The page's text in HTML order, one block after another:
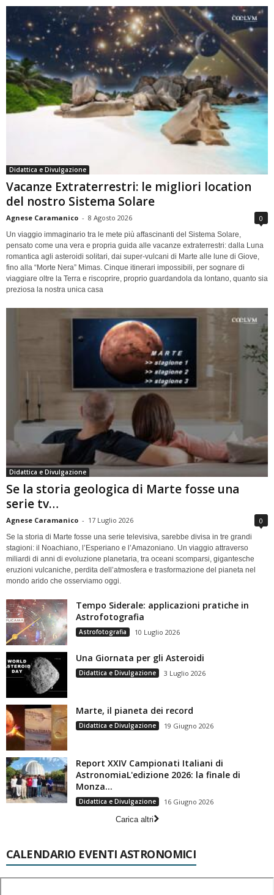
Didattica e Divulgazione
Vacanze Extraterrestri: le migliori location
del nostro Sistema Solare
Agnese Caramanico - 8 Agosto 2026 0
Un viaggio immaginario tra le mete più affascinanti del Sistema Solare,
pensato come una vera e propria guida alle vacanze extraterrestri: dalla Luna
romantica agli asteroidi solitari, dai super-vulcani di Marte alle lune di Giove,
fino alla “Morte Nera” Mimas. Cinque itinerari impossibili, per sognare di
viaggiare oltre la Terra e riscoprire, proprio guardandola da lontano, quanto sia
preziosa la nostra unica casa
Didattica e Divulgazione
Se la storia geologica di Marte fosse una
serie tv…
Agnese Caramanico - 17 Luglio 2026 0
Se la storia di Marte fosse una serie televisiva, sarebbe divisa in tre grandi
stagioni: il Noachiano, l’Esperiano e l’Amazoniano. Un viaggio attraverso
miliardi di anni di evoluzione planetaria, tra oceani scomparsi, gigantesche
eruzioni vulcaniche, perdita dell’atmosfera e trasformazione del pianeta nel
mondo arido che osserviamo oggi.
Tempo Siderale: applicazioni pratiche in
Astrofotografia
Astrofotografia 10 Luglio 2026
Una Giornata per gli Asteroidi
Didattica e Divulgazione 3 Luglio 2026
Marte, il pianeta dei record
Didattica e Divulgazione 19 Giugno 2026
Report XXIV Campionati Italiani di
AstronomiaL'edizione 2026: la finale di
Monza...
Didattica e Divulgazione
16 Giugno 2026
Carica altri
CALENDARIO EVENTI ASTRONOMICI